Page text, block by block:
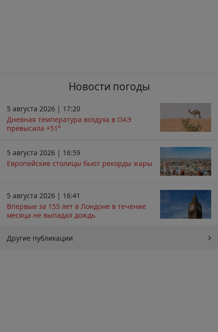
Новости погоды
5 августа 2026 | 17:20
Дневная температура воздуха в ОАЭ
превысила +51°
5 августа 2026 | 16:59
Европейские столицы бьют рекорды жары
5 августа 2026 | 16:41
Впервые за 155 лет в Лондоне в течение
месяца не выпадал дождь
Другие публикации